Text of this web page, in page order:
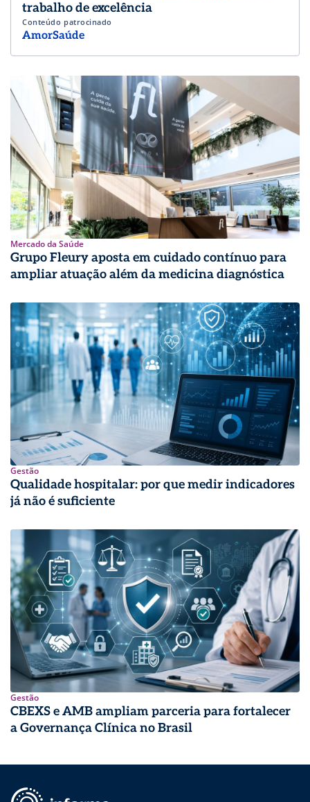
trabalho de excelência
Conteúdo patrocinado
AmorSaúde
Mercado da Saúde
Grupo Fleury aposta em cuidado contínuo para
ampliar atuação além da medicina diagnóstica
Gestão
Qualidade hospitalar: por que medir indicadores
já não é suficiente
Gestão
CBEXS e AMB ampliam parceria para fortalecer
a Governança Clínica no Brasil